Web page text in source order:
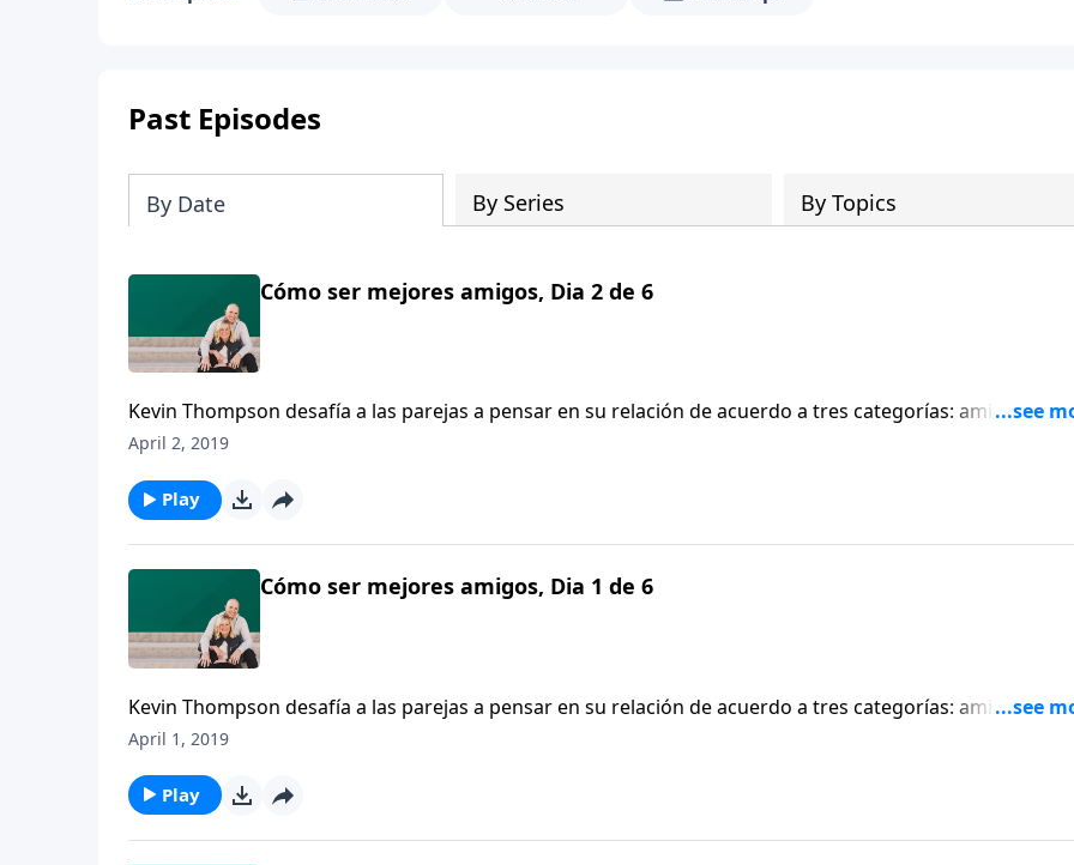
Past Episodes
By Date By Series By Topics
Cómo ser mejores amigos, Dia 2 de 6
Kevin Thompson desafía a las parejas a pensar en su relación de acuerdo a tres categorías: amigos,
y amantes. Thompson comparte algunas maneras prácticas y divertidas en que una pareja puede
April 2, 2019
Play
Cómo ser mejores amigos, Dia 1 de 6
Kevin Thompson desafía a las parejas a pensar en su relación de acuerdo a tres categorías: amigos,
y amantes. Thompson comparte algunas maneras prácticas y divertidas en que una pareja puede
April 1, 2019
Play